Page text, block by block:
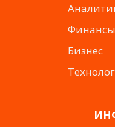
Финансы
Бизнес